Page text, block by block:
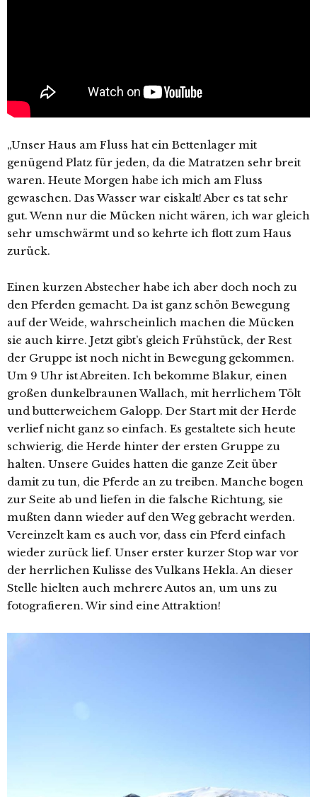
„Unser Haus am Fluss hat ein Bettenlager mit
genügend Platz für jeden, da die Matratzen sehr breit
waren. Heute Morgen habe ich mich am Fluss
gewaschen. Das Wasser war eiskalt! Aber es tat sehr
gut. Wenn nur die Mücken nicht wären, ich war gleich
sehr umschwärmt und so kehrte ich flott zum Haus
zurück.
Einen kurzen Abstecher habe ich aber doch noch zu
den Pferden gemacht. Da ist ganz schön Bewegung
auf der Weide, wahrscheinlich machen die Mücken
sie auch kirre. Jetzt gibt’s gleich Frühstück, der Rest
der Gruppe ist noch nicht in Bewegung gekommen.
Um 9 Uhr ist Abreiten. Ich bekomme Blakur, einen
großen dunkelbraunen Wallach, mit herrlichem Tölt
und butterweichem Galopp. Der Start mit der Herde
verlief nicht ganz so einfach. Es gestaltete sich heute
schwierig, die Herde hinter der ersten Gruppe zu
halten. Unsere Guides hatten die ganze Zeit über
damit zu tun, die Pferde an zu treiben. Manche bogen
zur Seite ab und liefen in die falsche Richtung, sie
mußten dann wieder auf den Weg gebracht werden.
Vereinzelt kam es auch vor, dass ein Pferd einfach
wieder zurück lief. Unser erster kurzer Stop war vor
der herrlichen Kulisse des Vulkans Hekla. An dieser
Stelle hielten auch mehrere Autos an, um uns zu
fotografieren. Wir sind eine Attraktion!